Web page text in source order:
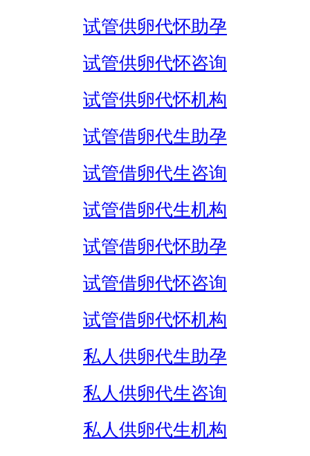
试管供卵代怀助孕
试管供卵代怀咨询
试管供卵代怀机构
试管借卵代生助孕
试管借卵代生咨询
试管借卵代生机构
试管借卵代怀助孕
试管借卵代怀咨询
试管借卵代怀机构
私人供卵代生助孕
私人供卵代生咨询
私人供卵代生机构